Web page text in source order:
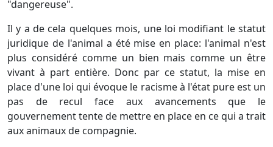
"dangereuse".
Il y a de cela quelques mois, une loi modifiant le statut
juridique de l'animal a été mise en place: l'animal n'est
plus considéré comme un bien mais comme un être
vivant à part entière. Donc par ce statut, la mise en
place d'une loi qui évoque le racisme à l'état pure est un
pas de recul face aux avancements que le
gouvernement tente de mettre en place en ce qui a trait
aux animaux de compagnie.